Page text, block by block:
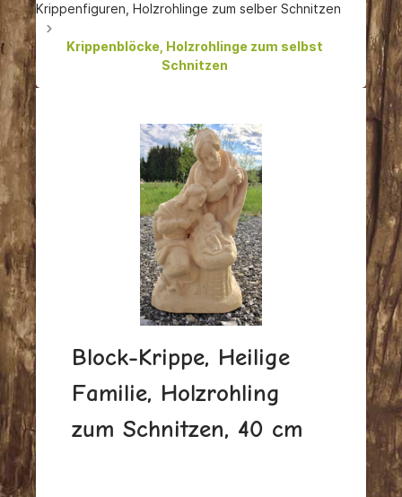
Krippenfiguren, Holzrohlinge zum selber Schnitzen
Krippenblöcke, Holzrohlinge zum selbst
Schnitzen
Block-Krippe, Heilige
Familie, Holzrohling
zum Schnitzen, 40 cm